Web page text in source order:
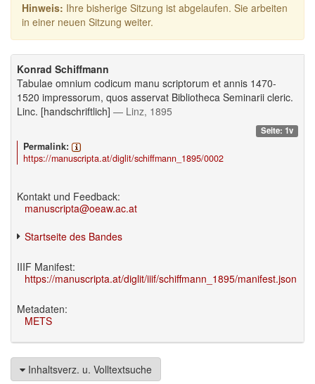
Hinweis: Ihre bisherige Sitzung ist abgelaufen. Sie arbeiten
in einer neuen Sitzung weiter.
Konrad Schiffmann
Tabulae omnium codicum manu scriptorum et annis 1470-
1520 impressorum, quos asservat Bibliotheca Seminarii cleric.
Linc. [handschriftlich] — Linz, 1895
Seite: 1v
Permalink:
https://manuscripta.at/diglit/schiffmann_1895/0002
Kontakt und Feedback:
manuscripta@oeaw.ac.at
Startseite des Bandes
IIIF Manifest:
https://manuscripta.at/diglit/iiif/schiffmann_1895/manifest.json
Metadaten:
METS
Inhaltsverz. u. Volltextsuche